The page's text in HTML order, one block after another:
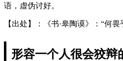
语，虚伪讨好。
【出处】：《书·皋陶谟》：“何
形容一个人很会狡辩